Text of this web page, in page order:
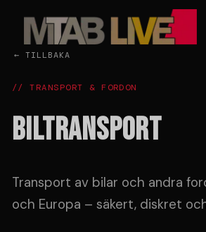
← TILLBAKA
// TRANSPORT & FORDON
BILTRANSPORT
Transport av bilar och andra
och Europa – säkert, diskret